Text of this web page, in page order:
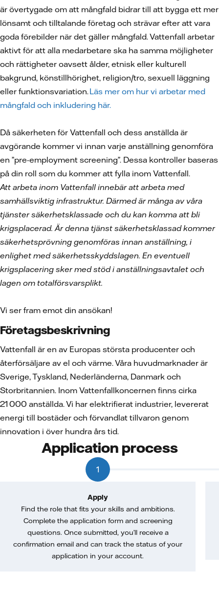
är övertygade om att mångfald bidrar till att bygga ett mer
lönsamt och tilltalande företag och strävar efter att vara
goda förebilder när det gäller mångfald. Vattenfall arbetar
aktivt för att alla medarbetare ska ha samma möjligheter
och rättigheter oavsett ålder, etnisk eller kulturell
bakgrund, könstillhörighet, religion/tro, sexuell läggning
eller funktionsvariation.Läs mer om hur vi arbetar med
mångfald och inkludering här.
Då säkerheten för Vattenfall och dess anställda är
avgörande kommer vi innan varje anställning genomföra
en ”pre-employment screening”. Dessa kontroller baseras
på din roll som du kommer att fylla inom Vattenfall.
Att arbeta inom Vattenfall innebär att arbeta med
samhällsviktig infrastruktur. Därmed är många av våra
tjänster säkerhetsklassade och du kan komma att bli
krigsplacerad. Är denna tjänst säkerhetsklassad kommer
säkerhetsprövning genomföras innan anställning, i
enlighet med säkerhetsskyddslagen. En eventuell
krigsplacering sker med stöd i anställningsavtalet och
lagen om totalförsvarsplikt.
Vi ser fram emot din ansökan!
Företagsbeskrivning
Vattenfall är en av Europas största producenter och
återförsäljare av el och värme. Våra huvudmarknader är
Sverige, Tyskland, Nederländerna, Danmark och
Storbritannien. Inom Vattenfallkoncernen finns cirka
21 000 anställda. Vi har elektrifierat industrier, levererat
energi till bostäder och förvandlat tillvaron genom
innovation i över hundra års tid.
Application process
1
Apply
Find the role that fits your skills and ambitions.
Complete the application form and screening
questions. Once submitted, you’ll receive a
confirmation email and can track the status of your
application in your account.